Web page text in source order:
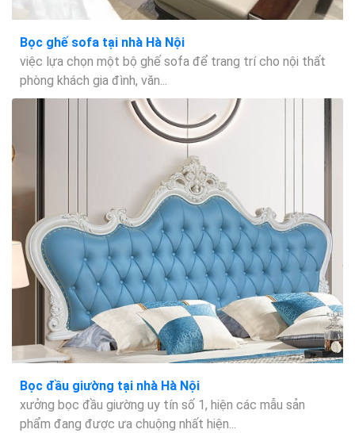
Bọc ghế sofa tại nhà Hà Nội
việc lựa chọn một bộ ghế sofa để trang trí cho nội thất
phòng khách gia đình, văn...
Bọc đầu giường tại nhà Hà Nội
xưởng bọc đầu giường uy tín số 1, hiện các mẫu sản
phẩm đang được ưa chuộng nhất hiện...